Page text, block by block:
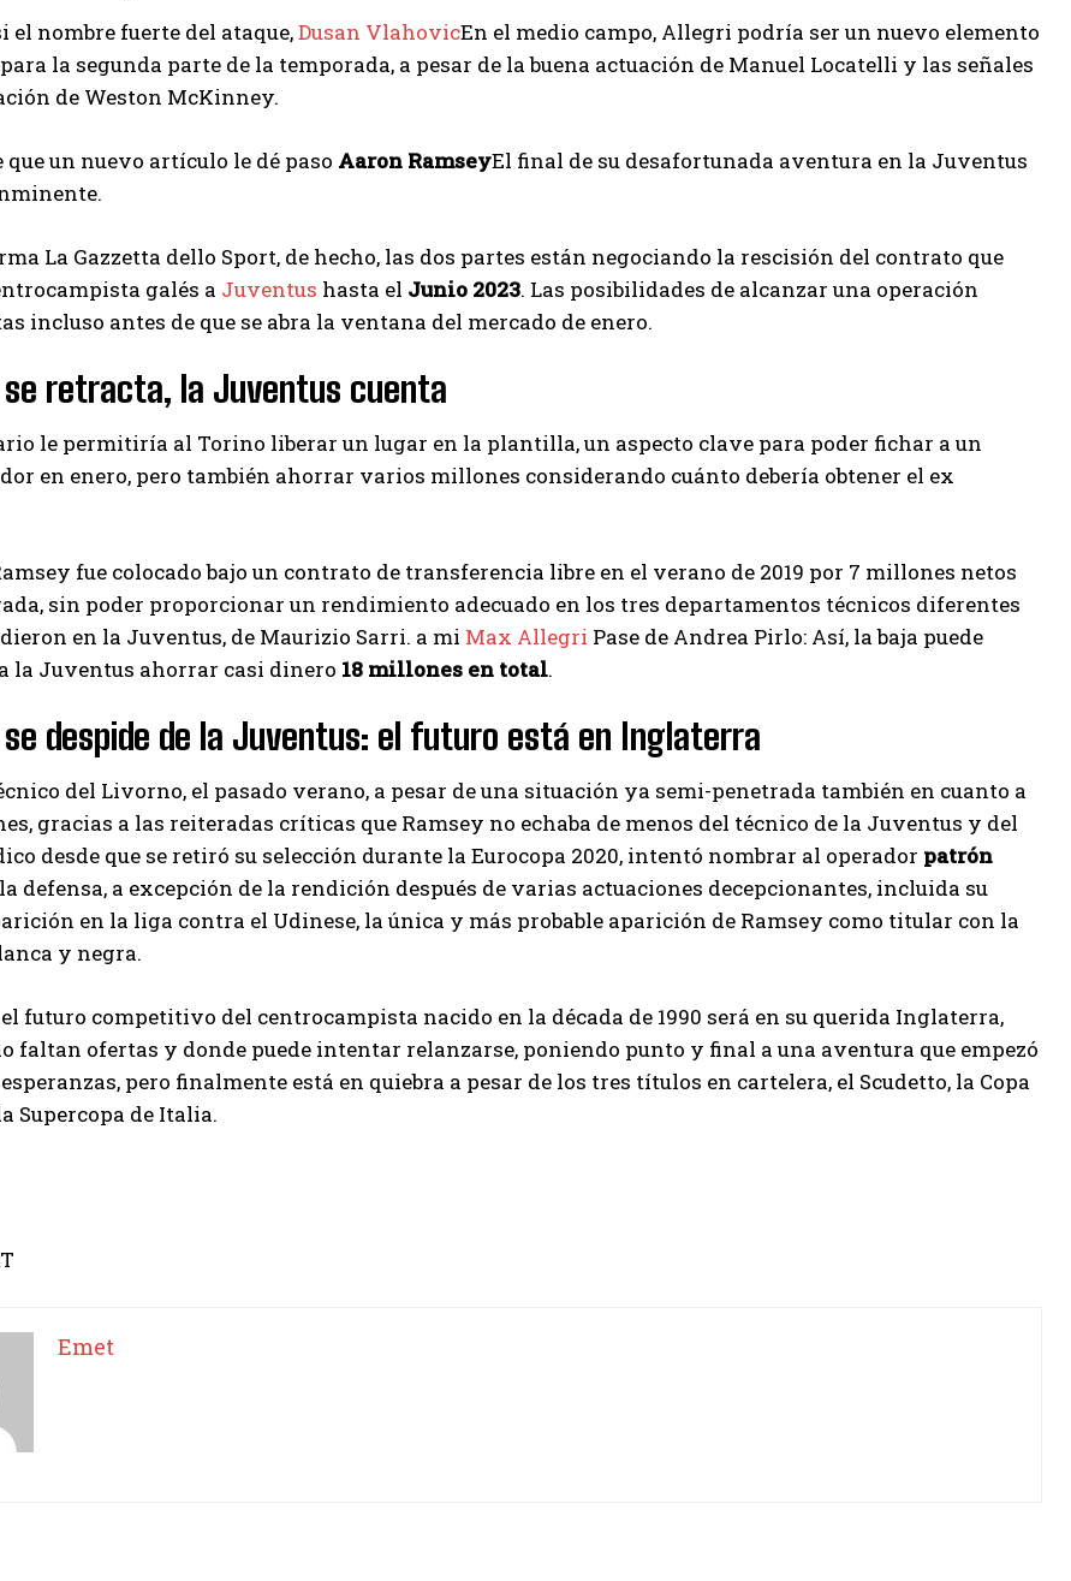
I WANT IN
I've read and accept the Privacy Policy
Emet
el nombre fuerte del ataque,Dusan VlahovicEn el medio campo, Allegri podría ser un nuevo elemento
la segunda parte de la temporada, a pesar de la buena actuación de Manuel Locatelli y las señales
de Weston McKinney.
que un nuevo artículo le dé paso Aaron RamseyEl final de su desafortunada aventura en la Juventus
La Gazzetta dello Sport, de hecho, las dos partes están negociando la rescisión del contrato que
galés a Juventus hasta el Junio ​​2023. Las posibilidades de alcanzar una operación
incluso antes de que se abra la ventana del mercado de enero.
se retracta, la Juventus cuenta
le permitiría al Torino liberar un lugar en la plantilla, un aspecto clave para poder fichar a un
en enero, pero también ahorrar varios millones considerando cuánto debería obtener el ex
fue colocado bajo un contrato de transferencia libre en el verano de 2019 por 7 millones netos
sin poder proporcionar un rendimiento adecuado en los tres departamentos técnicos diferentes
en la Juventus, de Maurizio Sarri. a mi Max Allegri Pase de Andrea Pirlo: Así, la baja puede
la Juventus ahorrar casi dinero 18 millones en total.
se despide de la Juventus: el futuro está en Inglaterra
del Livorno, el pasado verano, a pesar de una situación ya semi-penetrada también en cuanto a
gracias a las reiteradas críticas que Ramsey no echaba de menos del técnico de la Juventus y del
desde que se retiró su selección durante la Eurocopa 2020, intentó nombrar al operador patrón
defensa, a excepción de la rendición después de varias actuaciones decepcionantes, incluida su
en la liga contra el Udinese, la única y más probable aparición de Ramsey como titular con la
y negra.
el futuro competitivo del centrocampista nacido en la década de 1990 será en su querida Inglaterra,
faltan ofertas y donde puede intentar relanzarse, poniendo punto y final a una aventura que empezó
pero finalmente está en quiebra a pesar de los tres títulos en cartelera, el Scudetto, la Copa
Supercopa de Italia.
Emet